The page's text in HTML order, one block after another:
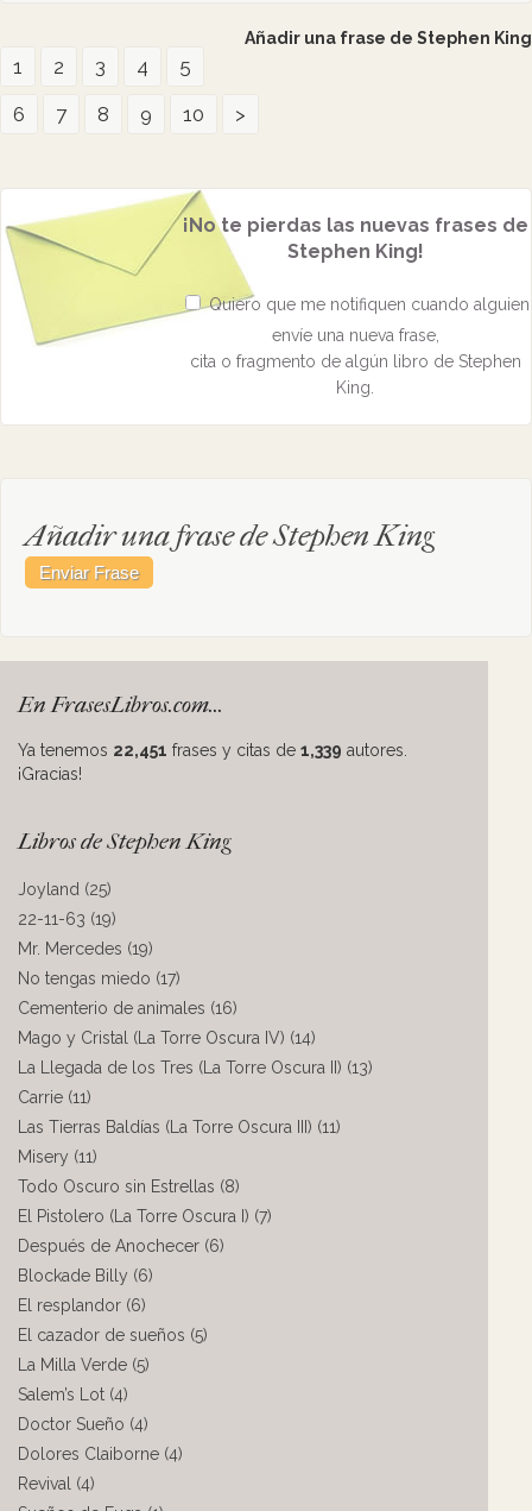
Añadir una frase de Stephen King
1 2 3 4
5
6
7 8 9 10 >
¡No te pierdas las nuevas frases de
Stephen King!
Quiero que me notifiquen cuando alguien
envíe una nueva frase,
cita o fragmento de algún libro de Stephen
King.
Añadir una frase de Stephen King
En FrasesLibros.com...
Ya tenemos 22,451 frases y citas de 1,339 autores.
¡Gracias!
Libros de Stephen King
Joyland (25)
22-11-63 (19)
Mr. Mercedes (19)
No tengas miedo (17)
Cementerio de animales (16)
Mago y Cristal (La Torre Oscura IV) (14)
La Llegada de los Tres (La Torre Oscura II) (13)
Carrie (11)
Las Tierras Baldías (La Torre Oscura III) (11)
Misery (11)
Todo Oscuro sin Estrellas (8)
El Pistolero (La Torre Oscura I) (7)
Después de Anochecer (6)
Blockade Billy (6)
El resplandor (6)
El cazador de sueños (5)
La Milla Verde (5)
Salem’s Lot (4)
Doctor Sueño (4)
Dolores Claiborne (4)
Revival (4)